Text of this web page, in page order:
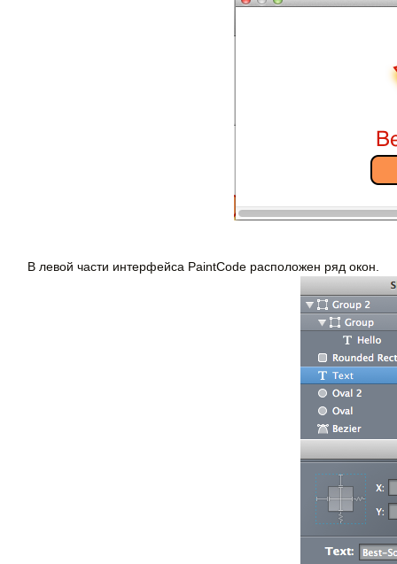
В левой части интерфейса PaintCode расположен ряд окон.